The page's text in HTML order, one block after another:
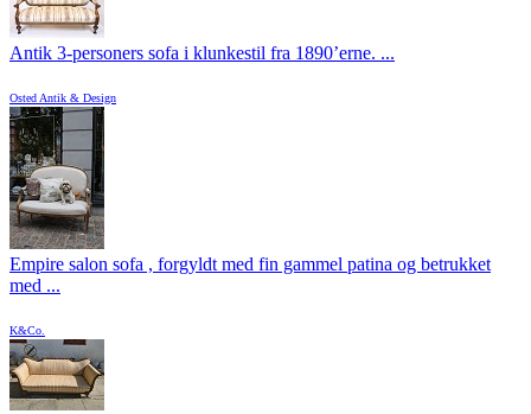
Antik 3-personers sofa i klunkestil fra 1890’erne. ...
Osted Antik & Design
Empire salon sofa , forgyldt med fin gammel patina og betrukket
med ...
K&Co.